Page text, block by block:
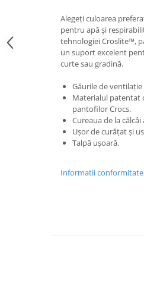
Alegeți culoarea
pentru apă și
tehnologiei Croslite™,
un suport excelent
curte sau gradină.
Găurile de
Materialul patentat
pantofilor Crocs.
Cureaua de la
Ușor de curățat și
Talpă ușoară.
Informatii